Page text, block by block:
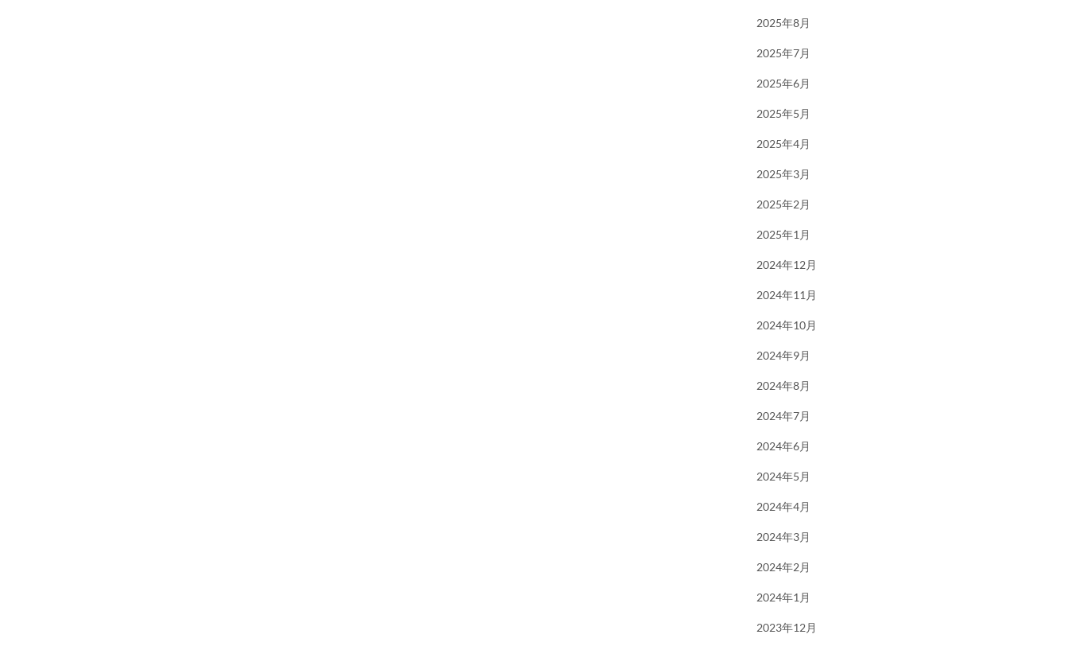
2025年8月
2025年7月
2025年6月
2025年5月
2025年4月
2025年3月
2025年2月
2025年1月
2024年12月
2024年11月
2024年10月
2024年9月
2024年8月
2024年7月
2024年6月
2024年5月
2024年4月
2024年3月
2024年2月
2024年1月
2023年12月